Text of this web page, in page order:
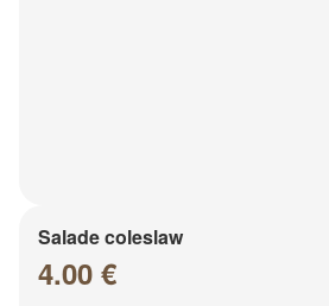
Salade coleslaw
4.00 €